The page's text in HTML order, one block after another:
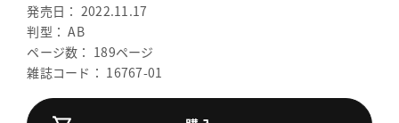
発売日： 2022.11.17
判型： AB
ページ数： 189ページ
雑誌コード： 16767-01